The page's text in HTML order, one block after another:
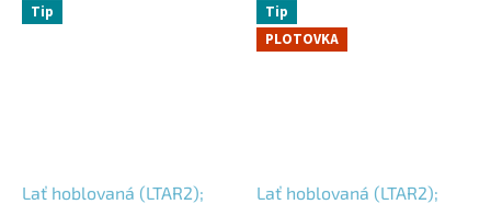
Tip
Lať hoblovaná (LTAR2);
Tip
PLOTOVKA
Lať hoblovaná (LTAR2);